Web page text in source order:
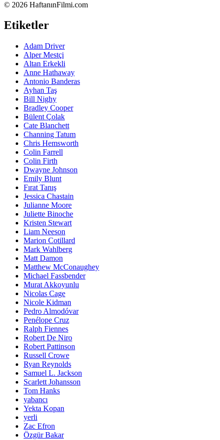
© 2026 HaftanınFilmi.com
Etiketler
Adam Driver
Alper Mestçi
Altan Erkekli
Anne Hathaway
Antonio Banderas
Ayhan Taş
Bill Nighy
Bradley Cooper
Bülent Çolak
Cate Blanchett
Channing Tatum
Chris Hemsworth
Colin Farrell
Colin Firth
Dwayne Johnson
Emily Blunt
Fırat Tanış
Jessica Chastain
Julianne Moore
Juliette Binoche
Kristen Stewart
Liam Neeson
Marion Cotillard
Mark Wahlberg
Matt Damon
Matthew McConaughey
Michael Fassbender
Murat Akkoyunlu
Nicolas Cage
Nicole Kidman
Pedro Almodóvar
Penélope Cruz
Ralph Fiennes
Robert De Niro
Robert Pattinson
Russell Crowe
Ryan Reynolds
Samuel L. Jackson
Scarlett Johansson
Tom Hanks
yabancı
Yekta Kopan
yerli
Zac Efron
Özgür Bakar